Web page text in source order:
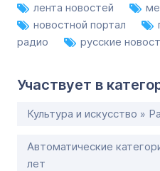
лента новостей
новостной портал
радио
русские
Участвует в
Культура и искусство »
Автоматические
лет